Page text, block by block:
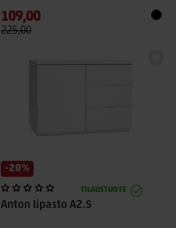
109,00
225,00
-20%
TILAUSTUOTE
Anton lipasto A2.5